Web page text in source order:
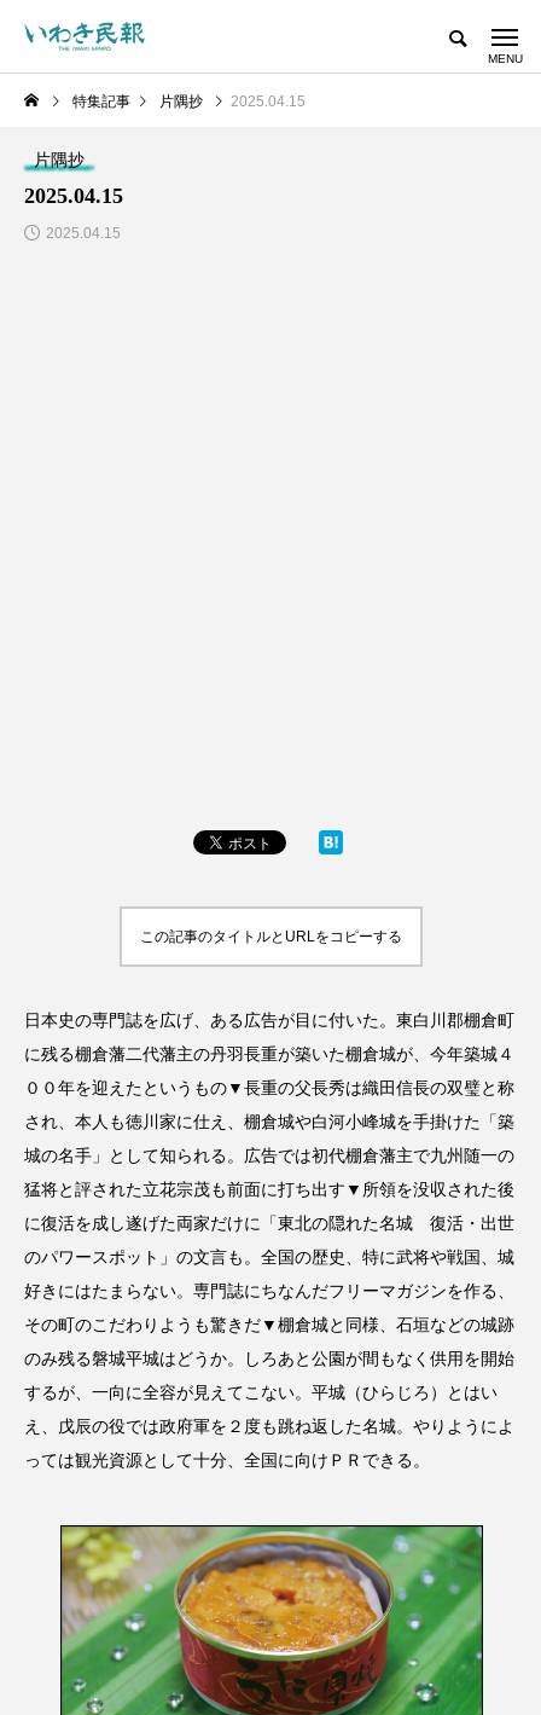
特集記事 片隅抄 2025.04.15
片隅抄
2025.04.15
2025.04.15
この記事のタイトルとURLをコピーする
日本史の専門誌を広げ、ある広告が目に付いた。東白川郡棚倉町
に残る棚倉藩二代藩主の丹羽長重が築いた棚倉城が、今年築城４
００年を迎えたというもの▼長重の父長秀は織田信長の双璧と称
され、本人も徳川家に仕え、棚倉城や白河小峰城を手掛けた「築
城の名手」として知られる。広告では初代棚倉藩主で九州随一の
猛将と評された立花宗茂も前面に打ち出す▼所領を没収された後
に復活を成し遂げた両家だけに「東北の隠れた名城 復活・出世
のパワースポット」の文言も。全国の歴史、特に武将や戦国、城
好きにはたまらない。専門誌にちなんだフリーマガジンを作る、
その町のこだわりようも驚きだ▼棚倉城と同様、石垣などの城跡
のみ残る磐城平城はどうか。しろあと公園が間もなく供用を開始
するが、一向に全容が見えてこない。平城（ひらじろ）とはい
え、戊辰の役では政府軍を２度も跳ね返した名城。やりようによ
っては観光資源として十分、全国に向けＰＲできる。